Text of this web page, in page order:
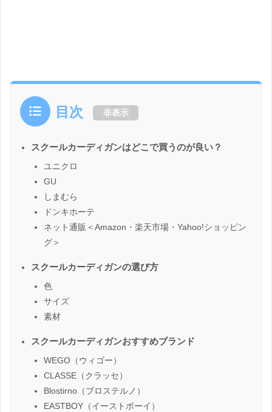
目次 非表示
スクールカーディガンはどこで買うのが良い？
ユニクロ
GU
しまむら
ドンキホーテ
ネット通販＜Amazon・楽天市場・Yahoo!ショッピン
グ＞
スクールカーディガンの選び方
色
サイズ
素材
スクールカーディガンおすすめブランド
WEGO（ウィゴー）
CLASSE（クラッセ）
Blostirno（ブロステルノ）
EASTBOY（イーストボーイ）